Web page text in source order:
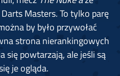
Masters. To tylko parę
by było przywołać
strona nierankingowych
się powtarzają, ale jeśli są
je ogląda.